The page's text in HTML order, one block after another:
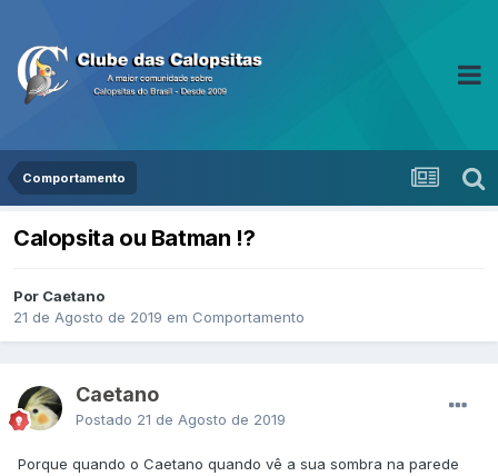
Comportamento
Calopsita ou Batman !?
Por Caetano
21 de Agosto de 2019 em Comportamento
Caetano
Postado 21 de Agosto de 2019
Porque quando o Caetano quando vê a sua sombra na parede